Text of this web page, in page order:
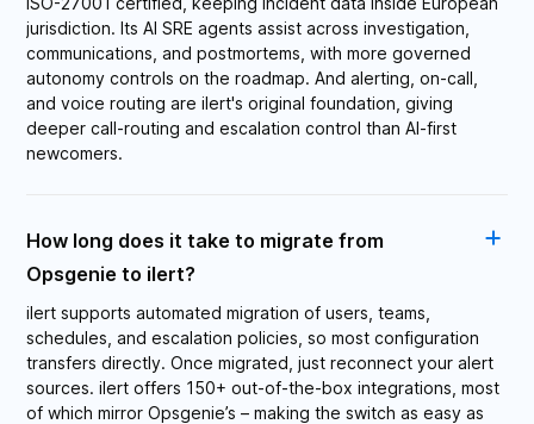
jurisdiction. Its AI SRE agents assist across investigation,
communications, and postmortems, with more governed
autonomy controls on the roadmap. And alerting, on-call,
and voice routing are ilert's original foundation, giving
deeper call-routing and escalation control than AI-first
newcomers.
How long does it take to migrate from
Opsgenie to ilert?
ilert supports automated migration of users, teams,
schedules, and escalation policies, so most configuration
transfers directly. Once migrated, just reconnect your alert
sources. ilert offers 150+ out-of-the-box integrations, most
of which mirror Opsgenie’s – making the switch as easy as